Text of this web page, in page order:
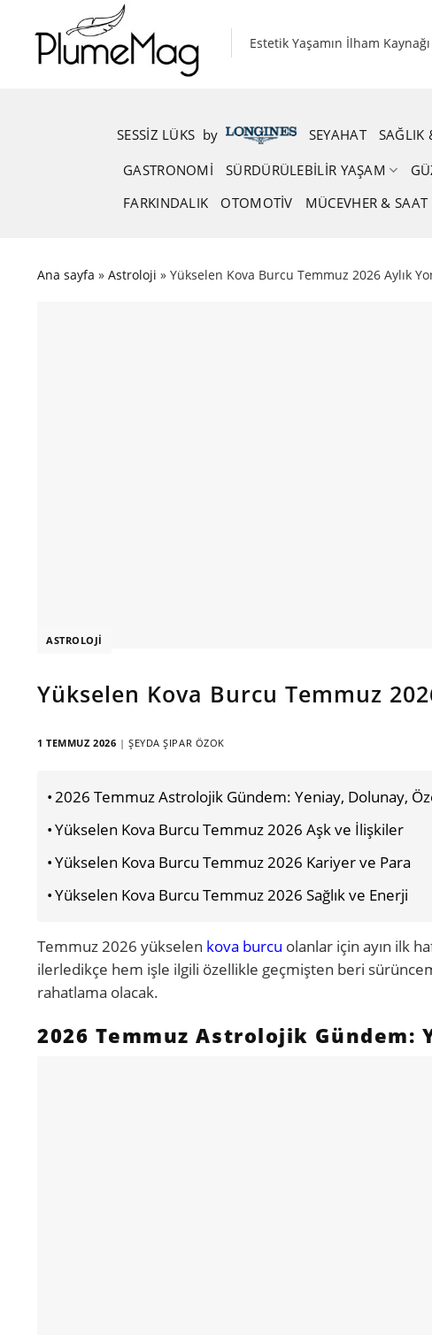
content
Estetik Yaşamın İlham Kaynağı
SESSIZ LÜKS by SEYAHAT SAĞLIK
GASTRONOMI
SÜRDÜRÜLEBILIR YAŞAM
FARKINDALIK
OTOMOTIV MÜCEVHER & SAAT
Ana sayfa » Astroloji » Yükselen Kova Burcu Temmuz 2026 Aylık
ASTROLOJI
Yükselen Kova Burcu Temmuz
1 TEMMUZ 2026 | ŞEYDA ŞIPAR ÖZOK
2026 Temmuz Astrolojik Gündem: Yeniay, Dolunay,
Yükselen Kova Burcu Temmuz 2026 Aşk ve İlişkiler
Yükselen Kova Burcu Temmuz 2026 Kariyer ve Para
Yükselen Kova Burcu Temmuz 2026 Sağlık ve Enerji
Temmuz 2026 yükselen kova burcu olanlar için ayın ilk
ilerledikçe hem işle ilgili özellikle geçmişten beri
rahatlama olacak.
2026 Temmuz Astrolojik Gündem: